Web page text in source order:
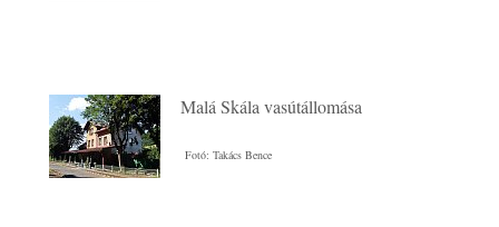
Malá Skála vasútállomása
Fotó: Takács Bence